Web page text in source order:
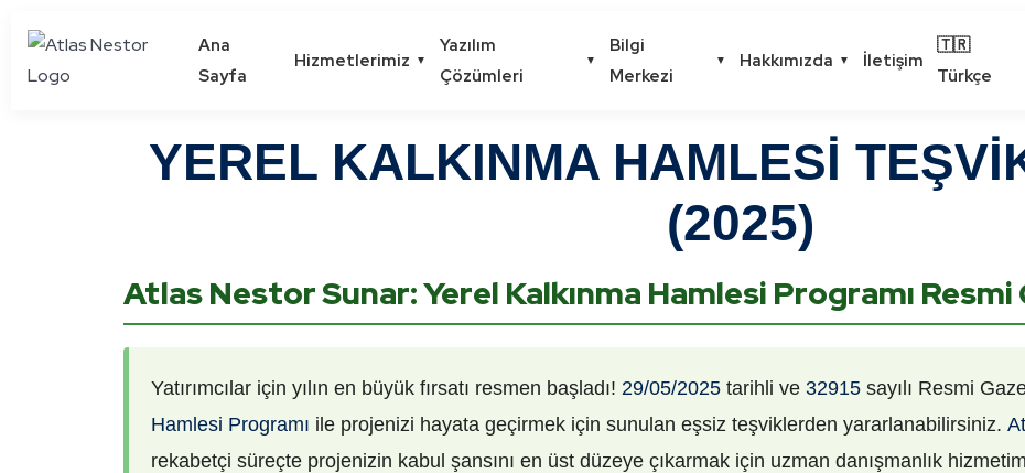
Ana
Sayfa
Hizmetlerimiz ▼
Yazılım
Çözümleri
▼
Bilgi
Merkezi
▼ Hakkımızda ▼ İletişim
🇹🇷
Türkçe
YEREL KALKINMA HAMLESİ
(2025)
Atlas Nestor Sunar: Yerel Kalkınma Hamlesi Programı Resmi
Yatırımcılar için yılın en büyük fırsatı resmen başladı! 29/05/2025 tarihli ve 32915 sayılı Resmi
Hamlesi Programı ile projenizi hayata geçirmek için sunulan eşsiz teşviklerden yararlanabilirsiniz.
rekabetçi süreçte projenizin kabul şansını en üst düzeye çıkarmak için uzman danışmanlık